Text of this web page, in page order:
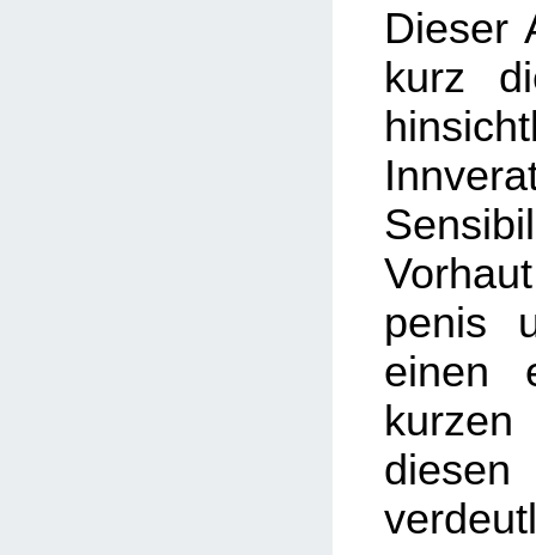
Dieser
kurz
penis
einen